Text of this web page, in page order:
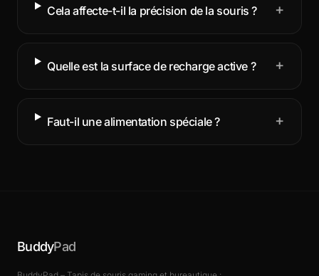
Cela affecte-t-il la précision de la souris ? +
Quelle est la surface de recharge active ? +
Faut-il une alimentation spéciale ? +
BuddyPad